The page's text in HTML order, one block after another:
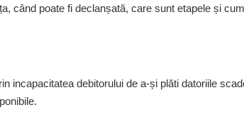
când poate fi declanșată, care sunt etapele și
incapacitatea debitorului de a-și plăti datoriile